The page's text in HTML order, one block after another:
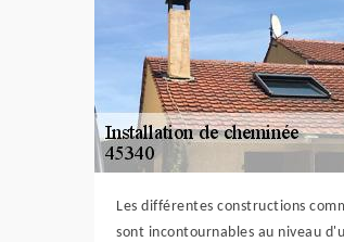
Les différentes constructions
sont incontournables au niveau